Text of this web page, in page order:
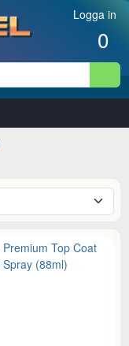
Logga in
0